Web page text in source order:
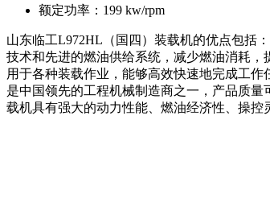
额定功率： 199 kw/rpm
山东临工L972HL（国四）装载机的优点包括
技术和先进的燃油供给系统，减少燃油消耗
用于各种装载作业，能够高效快速地完成工
是中国领先的工程机械制造商之一，产品质
载机具有强大的动力性能、燃油经济性、操控